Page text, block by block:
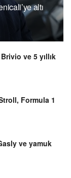
altı
ve 5 yıllık
Formula 1
ve yamuk